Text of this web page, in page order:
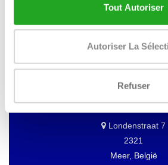
Tout Autoriser
Autoriser La
Refuser
Alors abonnez-vous à notre
BEST BUY
Best Buy Fitness
Londenstraat 7
2321
Meer, België